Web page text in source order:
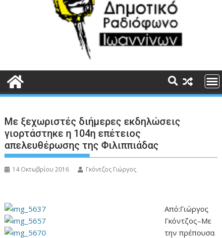
Με ξεχωριστές διήμερες εκδηλώσεις
γιορτάστηκε η 104η επέτειος
απελευθέρωσης της Φιλιππιάδας
14 Οκτωβρίου 2016 Γκόντζος Γιώργος
Από:Γιώργος
Γκόντζος–Με
την πρέπουσα